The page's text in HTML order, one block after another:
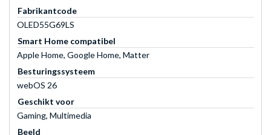
Fabrikantcode
OLED55G69LS
Smart Home compatibel
Apple Home, Google Home, Matter
Besturingssysteem
webOS 26
Geschikt voor
Gaming, Multimedia
Beeld